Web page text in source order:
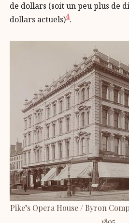
de dollars (soit un peu plus de
dollars actuels)4.
Pike’s Opera House / Byron